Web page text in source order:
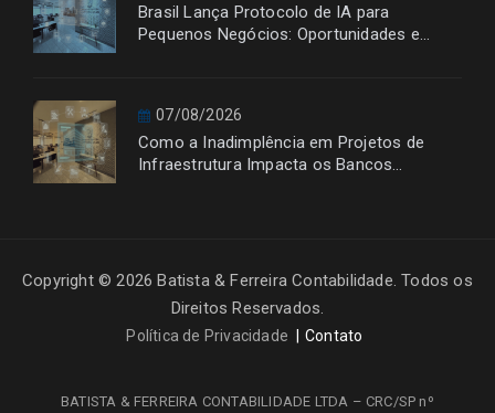
Brasil Lança Protocolo de IA para
Pequenos Negócios: Oportunidades e
07/08/2026
Como a Inadimplência em Projetos de
Infraestrutura Impacta os Bancos
Copyright © 2026 Batista & Ferreira Contabilidade. Todos os
Direitos Reservados.
Política de Privacidade Contato
BATISTA & FERREIRA CONTABILIDADE LTDA – CRC/SP nº